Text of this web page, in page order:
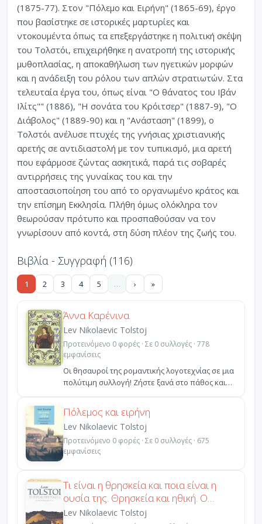
(1875-77). Στον "Πόλεμο και Ειρήνη" (1865-69), έργο
που βασίστηκε σε ιστορικές μαρτυρίες και
ντοκουμέντα όπως τα επεξεργάστηκε η πολιτική σκέψη
του Τολστόι, επιχειρήθηκε η ανατροπή της ιστορικής
μυθοπλασίας, η αποκαθήλωση των ηγετικών μορφών
και η ανάδειξη του ρόλου των απλών στρατιωτών. Στα
τελευταία έργα του, όπως είναι "Ο θάνατος του Ιβάν
Ιλίτς"" (1886), "Η σονάτα του Κρόιτσερ" (1887-9), "Ο
Διάβολος" (1889-90) και η "Ανάσταση" (1899), ο
Τολστόι ανέλυσε πτυχές της γνήσιας χριστιανικής
αρετής σε αντιδιαστολή με τον τυπικισμό, μια αρετή
που εφάρμοσε ζώντας ασκητικά, παρά τις σοβαρές
αντιρρήσεις της γυναίκας του και την
αποστασιοποίηση του από το οργανωμένο κράτος και
την επίσημη Εκκλησία. Πλήθη όμως ολόκληρα τον
θεωρούσαν πρότυπο και προσπαθούσαν να τον
γνωρίσουν από κοντά, στη δύση πλέον της ζωής του.
Βιβλία - Συγγραφή (116)
1 2 3 4 5 … › »
Άννα Καρένινα
Lev Nikolaevic Tolstoj
Προτεινόμενο 0 φορές · Σε 0 συλλογές · 778
εμφανίσεις
Οι θησαυροί της ρομαντικής λογοτεχνίας σε μια
πολύτιμη συλλογή! Ζήστε ξανά στο πάθος και
την ευαισθη...
Πόλεμος και ειρήνη
Lev Nikolaevic Tolstoj
Προτεινόμενο 0 φορές · Σε 0 συλλογές · 675
εμφανίσεις
Τι είναι η θρησκεία και ποια είναι η
ουσία της. Θρησκεία και ηθική. Ο
νόμος της αγάπης και ο νόμος της
Lev Nikolaevic Tolstoj